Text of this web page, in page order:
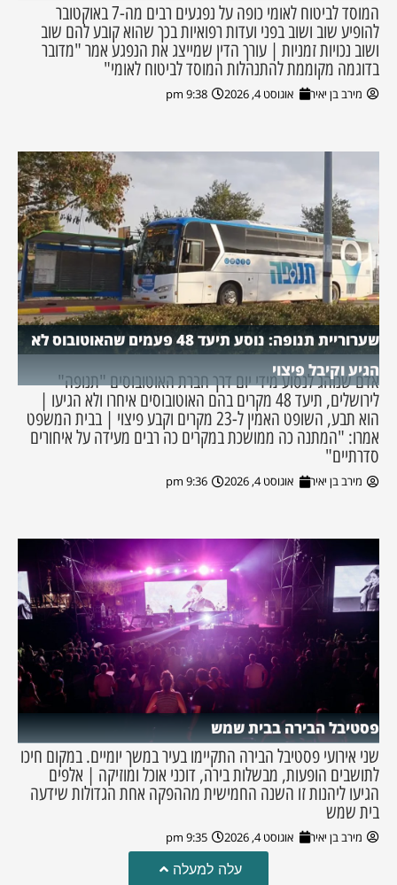
המוסד לביטוח לאומי כופה על נפגעים רבים מה-7 באוקטובר
להופיע שוב ושוב בפני ועדות רפואיות בכך שהוא קובע להם שוב
ושוב נכויות זמניות | עורך הדין שמייצג את הנפגע אמר "מדובר
בדוגמה מקוממת להתנהלות המוסד לביטוח לאומי"
מירב בן יאיר אוגוסט 4, 2026 9:38 pm
שערוריית תנופה: נוסע תיעד 48 פעמים שהאוטובוס לא
הגיע וקיבל פיצוי
אדם שנוהג לנסוע מידי יום דרך חברת האוטובוסים "תנופה"
לירושלים, תיעד 48 מקרים בהם האוטובוסים איחרו ולא הגיעו |
הוא תבע, השופט האמין ל-23 מקרים וקבע פיצוי | בבית המשפט
אמרו: "המתנה כה ממושכת במקרים כה רבים מעידה על איחורים
סדרתיים"
מירב בן יאיר אוגוסט 4, 2026 9:36 pm
פסטיבל הבירה בבית שמש
שני אירועי פסטיבל הבירה התקיימו בעיר במשך יומיים. במקום חיכו
לתושבים הופעות, מבשלות בירה, דוכני אוכל ומוזיקה | אלפים
הגיעו ליהנות זו השנה החמישית מההפקה אחת הגדולות שידעה
בית שמש
מירב בן יאיר אוגוסט 4, 2026 9:35 pm
עלה למעלה